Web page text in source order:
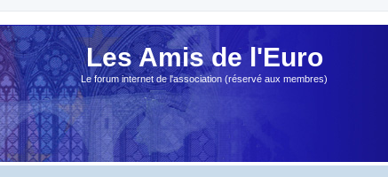
Les Amis de l'Euro
Le forum internet de l'association (réservé aux membres)